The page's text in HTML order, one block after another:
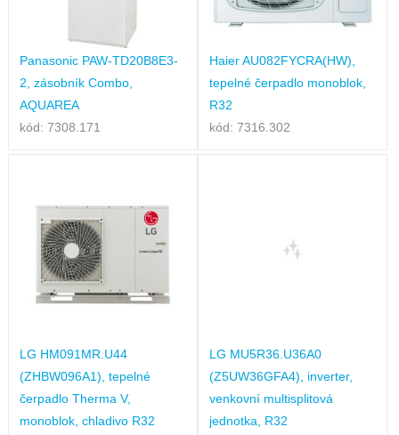
Panasonic PAW-TD20B8E3-
2, zásobník Combo,
AQUAREA
kód: 7308.171
Haier AU082FYCRA(HW),
tepelné čerpadlo monoblok,
R32
kód: 7316.302
LG HM091MR.U44
(ZHBW096A1), tepelné
čerpadlo Therma V,
monoblok, chladivo R32
LG MU5R36.U36A0
(Z5UW36GFA4), inverter,
venkovní multisplitová
jednotka, R32